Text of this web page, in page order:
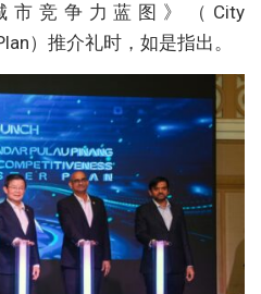
竞争力蓝图》（City
）推介礼时，如是指出。